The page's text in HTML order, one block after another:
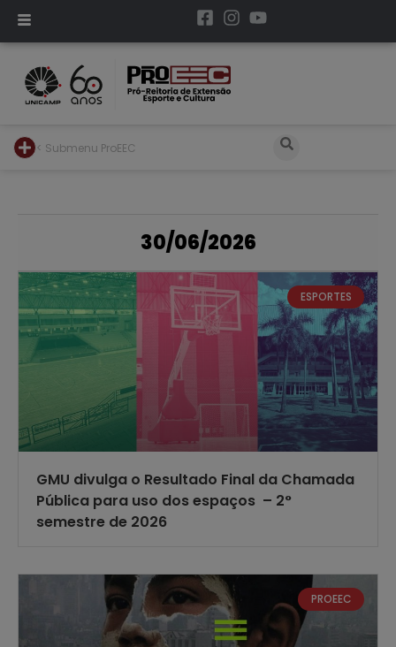
< Submenu ProEEC
30/06/2026
ESPORTES
GMU divulga o Resultado Final da Chamada
Pública para uso dos espaços – 2°
semestre de 2026
PROEEC